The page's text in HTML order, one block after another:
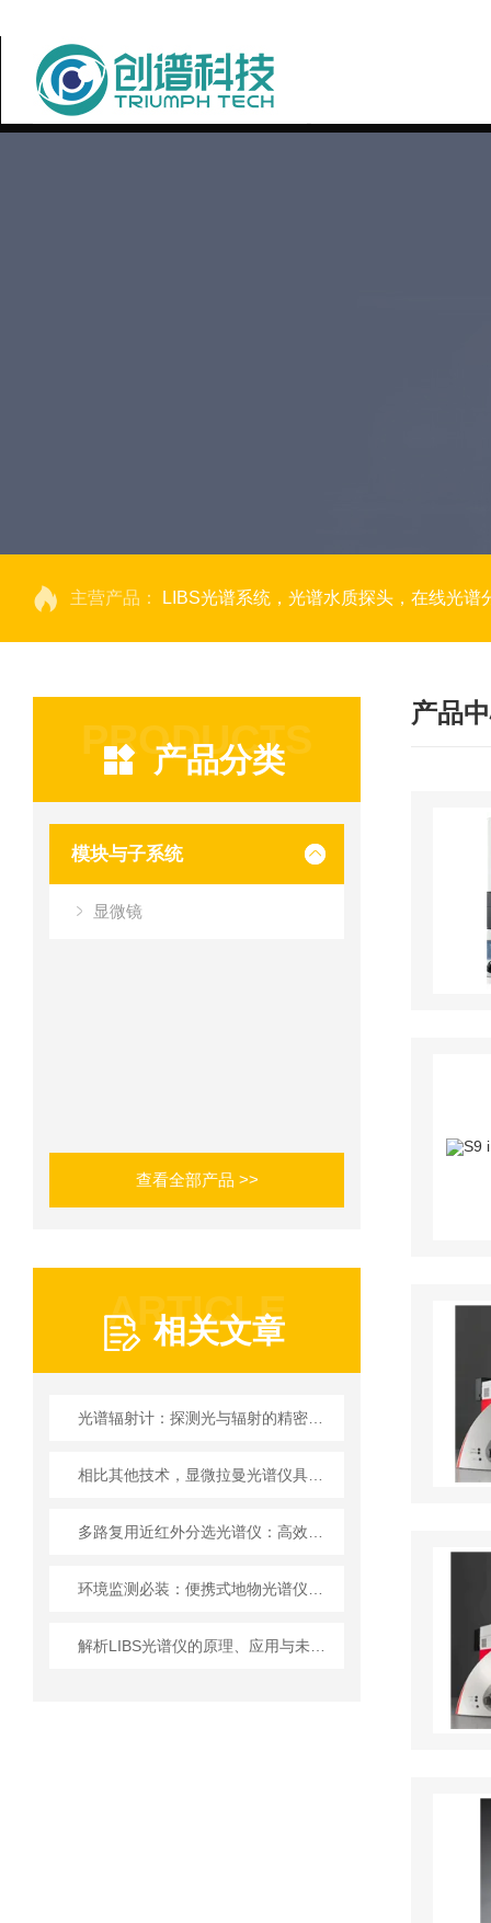
主营产品： LIBS光谱系统，光谱水质探头，在线光谱分析，高光谱相机，量子效
PRODUCTS
产品分类
模块与子系统
显微镜
查看全部产品 >>
ARTICLE
相关文章
产品